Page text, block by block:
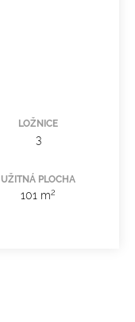
LOŽNICE
3
UŽITNÁ PLOCHA
101 m2